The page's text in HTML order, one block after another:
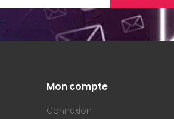
Mon compte
Connexion